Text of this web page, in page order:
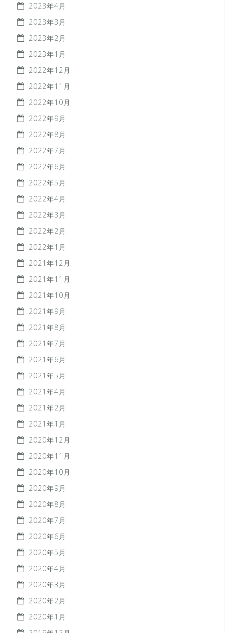
2023年4月
2023年3月
2023年2月
2023年1月
2022年12月
2022年11月
2022年10月
2022年9月
2022年8月
2022年7月
2022年6月
2022年5月
2022年4月
2022年3月
2022年2月
2022年1月
2021年12月
2021年11月
2021年10月
2021年9月
2021年8月
2021年7月
2021年6月
2021年5月
2021年4月
2021年2月
2021年1月
2020年12月
2020年11月
2020年10月
2020年9月
2020年8月
2020年7月
2020年6月
2020年5月
2020年4月
2020年3月
2020年2月
2020年1月